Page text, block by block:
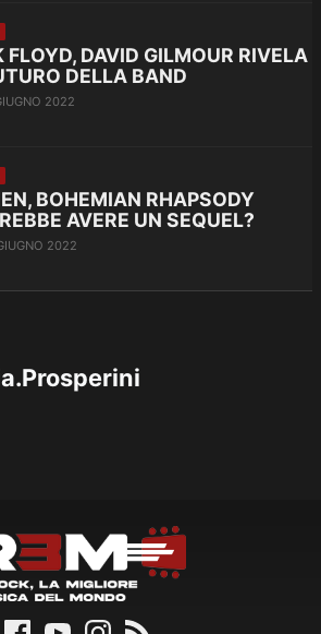
FLOYD, DAVID GILMOUR RIVELA
DELLA BAND
2022
BOHEMIAN RHAPSODY
AVERE UN SEQUEL?
2022